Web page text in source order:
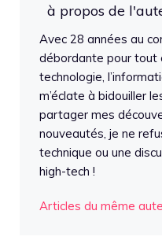
à propos de
Avec 28 années au
débordante pour tout
technologie,
m’éclate à bidouiller
partager mes
nouveautés, je ne
technique ou une
high-tech !
Articles du même